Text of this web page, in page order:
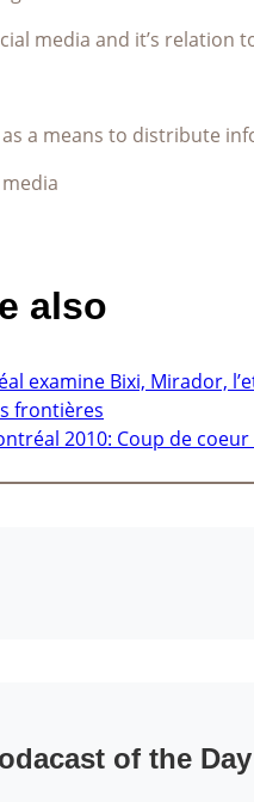
media and it’s relation
a means to distribute
also
examine Bixi, Mirador,
frontières
2010: Coup de coeur
of the